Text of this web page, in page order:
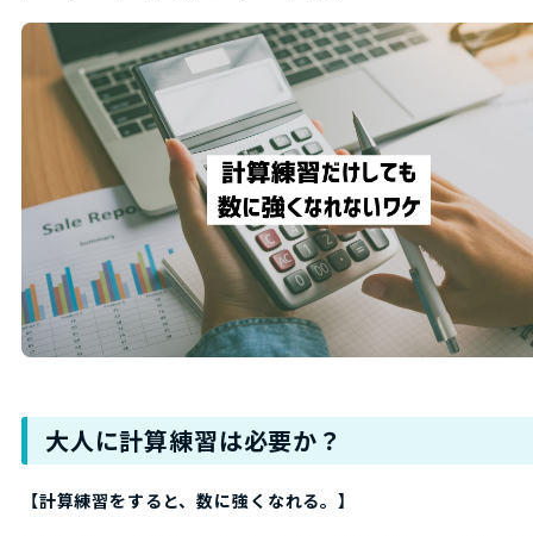
大人に計算練習は必要か？
【計算練習をすると、数に強くなれる。】